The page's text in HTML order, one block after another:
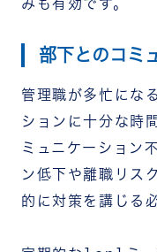
みも有効です。
部下とのコミ
管理職が多忙にな
ションに十分な時
ミュニケーション
ン低下や離職リス
的に対策を講じる